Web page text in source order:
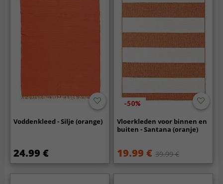
Voddenkleed - Silje (orange)
24.99 €
-50%
Vloerkleden voor binnen en
buiten - Santana (oranje)
19.99 € 39.99 €